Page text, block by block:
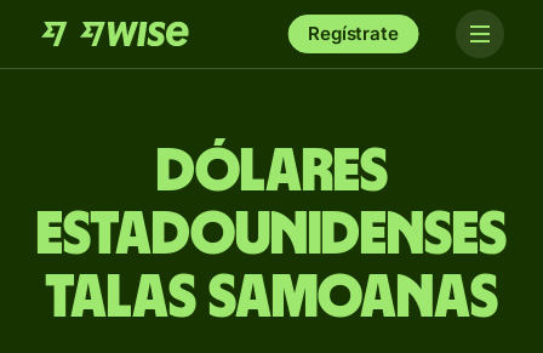
Regístrate
Dólares
estadounidenses
talas samoanas